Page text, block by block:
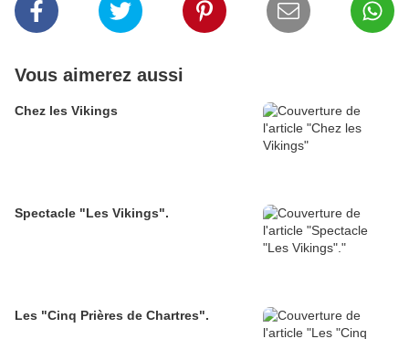
Vous aimerez aussi
Chez les Vikings
Spectacle "Les Vikings".
Les "Cinq Prières de Chartres".